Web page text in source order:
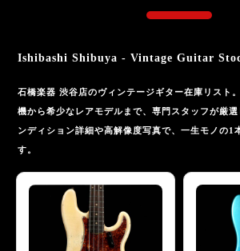
Ishibashi Shibuya - Vintage Guitar
石橋楽器 渋谷店のヴィンテージギター在庫リスト
機から希少なレアモデルまで、専門スタッフが厳
ンディション詳細や高解像度写真で、一生モノの1
す。
管楽器アクセサリー
音楽制作
配信機材
シンセサイザー
録音機器